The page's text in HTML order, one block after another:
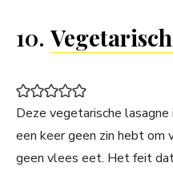
10.
Deze vegetarische
een keer geen zin hebt
geen vlees eet. Het feit